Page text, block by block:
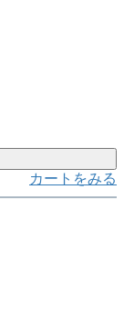
カートをみる